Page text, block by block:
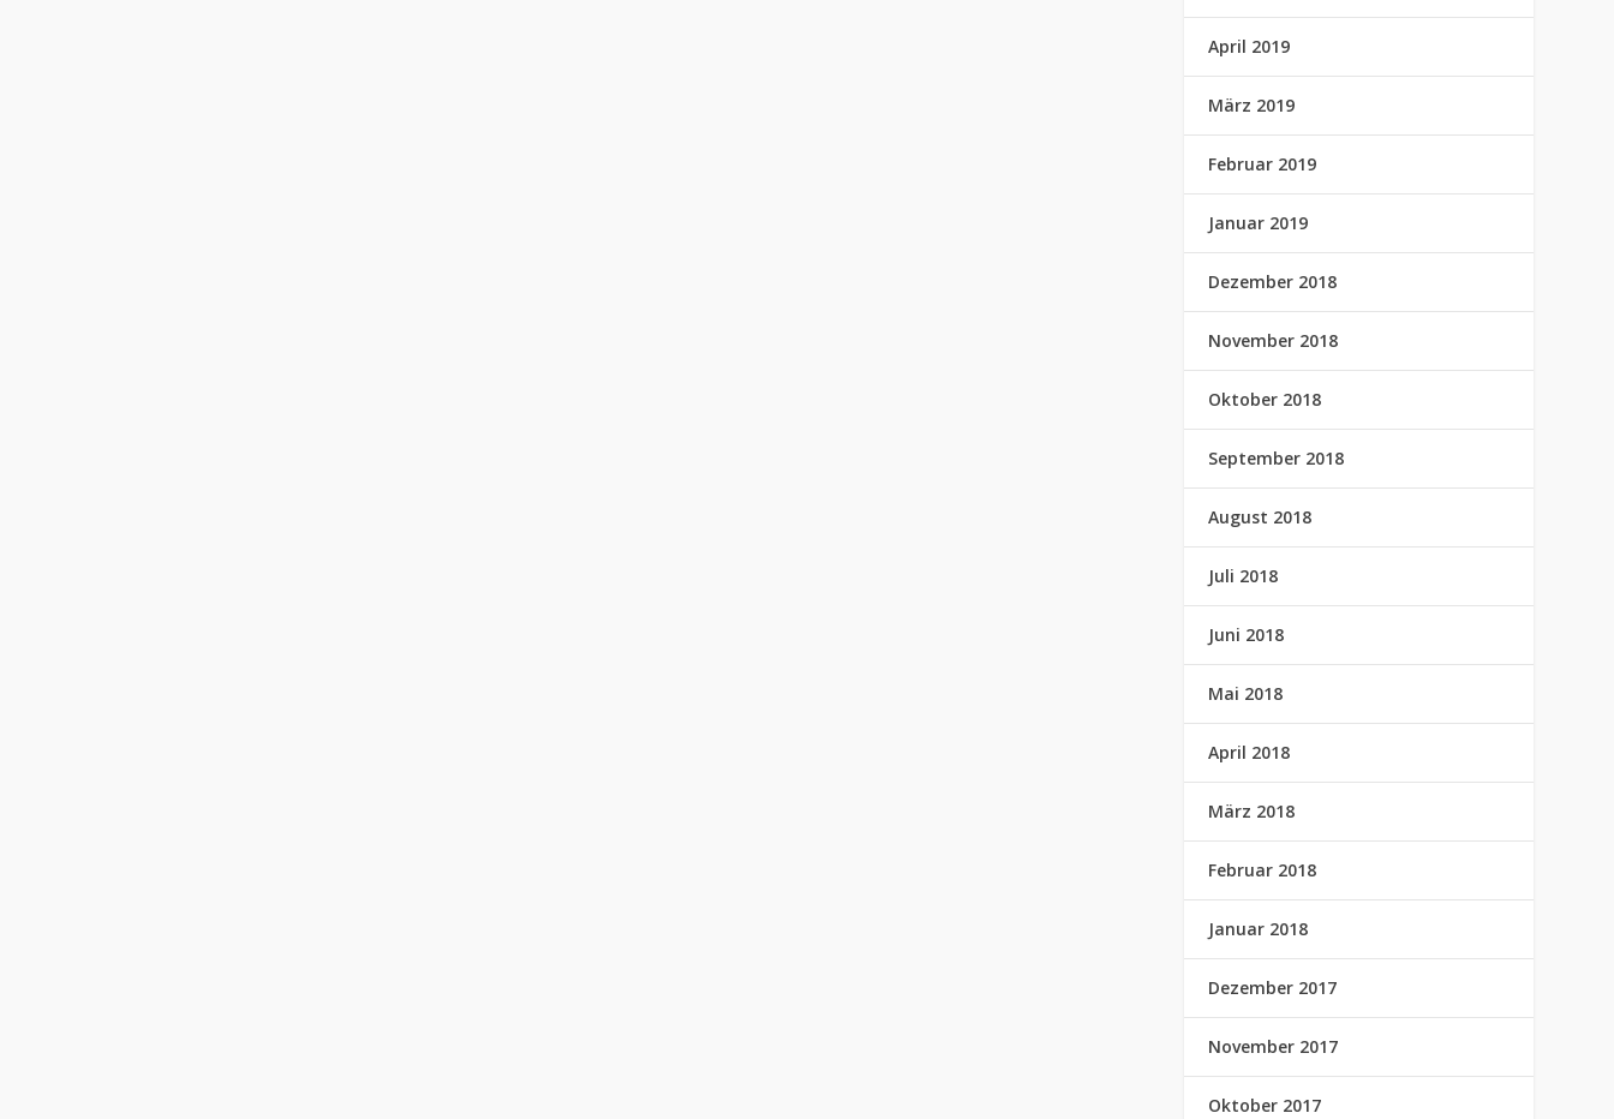
April 2019
März 2019
Februar 2019
Januar 2019
Dezember 2018
November 2018
Oktober 2018
September 2018
August 2018
Juli 2018
Juni 2018
Mai 2018
April 2018
März 2018
Februar 2018
Januar 2018
Dezember 2017
November 2017
Oktober 2017